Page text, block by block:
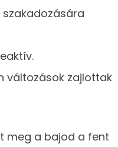
változások zajlottak
meg a bajod a fent